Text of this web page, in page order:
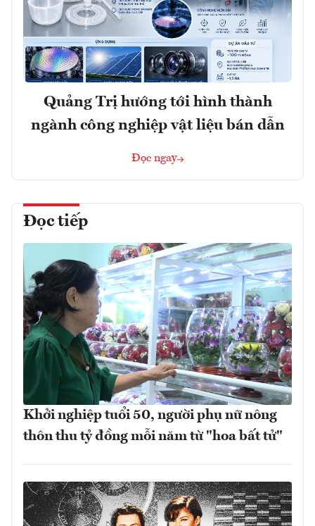
Quảng Trị hướng tới hình thành
ngành công nghiệp vật liệu bán dẫn
Đọc ngay
Đọc tiếp
Khởi nghiệp tuổi 50, người phụ nữ nông
thôn thu tỷ đồng mỗi năm từ "hoa bất tử"